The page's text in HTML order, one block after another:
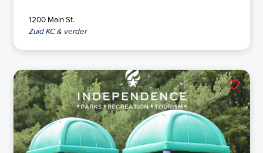
1200 Main St.
Zuid KC & verder